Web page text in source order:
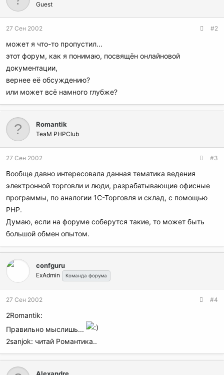
Guest
27 Сен 2002 #2
может я что-то пропустил...
этот форум, как я понимаю, посвящён онлайновой
документации,
вернее её обсуждению?
или может всё намного глубже?
Romantik
TeaM PHPClub
27 Сен 2002 #3
Вообще давно интересовала данная тематика ведения
электронной торговли и люди, разрабатывающие офисные
программы, по аналогии 1С-Торговля и склад, с помощью
РНР.
Думаю, если на форуме соберутся такие, то может быть
большой обмен опытом.
confguru
ExAdmin Команда форума
27 Сен 2002 #4
2Romantik:
Правильно мыслишь...
2sanjok: читай Романтика..